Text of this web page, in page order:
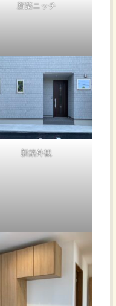
新築ニッチ
新築外観